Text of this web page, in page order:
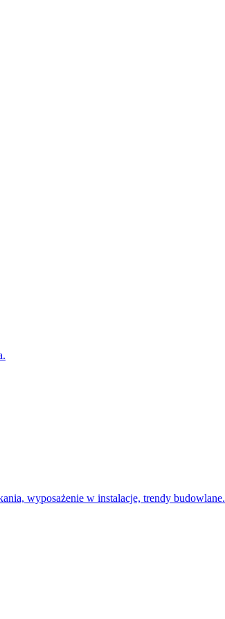
wyposażenie w instalacje, trendy budowlane.